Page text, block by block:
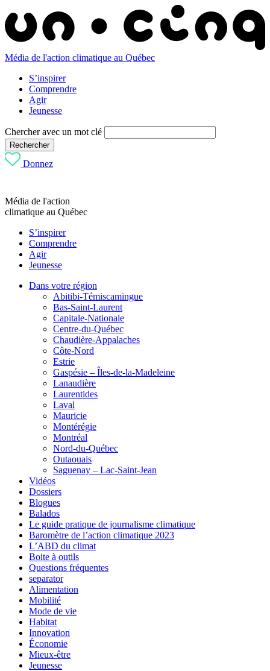
Média de l'action climatique au Québec
S’inspirer
Comprendre
Agir
Jeunesse
Chercher avec un mot clé
Rechercher
Donnez
Média de l'action
climatique au Québec
S’inspirer
Comprendre
Agir
Jeunesse
Dans votre région
Abitibi-Témiscamingue
Bas-Saint-Laurent
Capitale-Nationale
Centre-du-Québec
Chaudière-Appalaches
Côte-Nord
Estrie
Gaspésie – Îles-de-la-Madeleine
Lanaudière
Laurentides
Laval
Mauricie
Montérégie
Montréal
Nord-du-Québec
Outaouais
Saguenay – Lac-Saint-Jean
Vidéos
Dossiers
Blogues
Balados
Le guide pratique de journalisme climatique
Baromètre de l’action climatique 2023
L’ABD du climat
Boite à outils
Questions fréquentes
separator
Alimentation
Mobilité
Mode de vie
Habitat
Innovation
Économie
Mieux-être
Jeunesse